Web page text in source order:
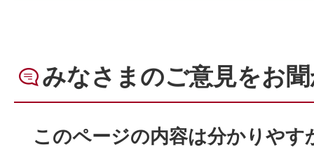
みなさまのご意見をお
このページの内容は分かりやす